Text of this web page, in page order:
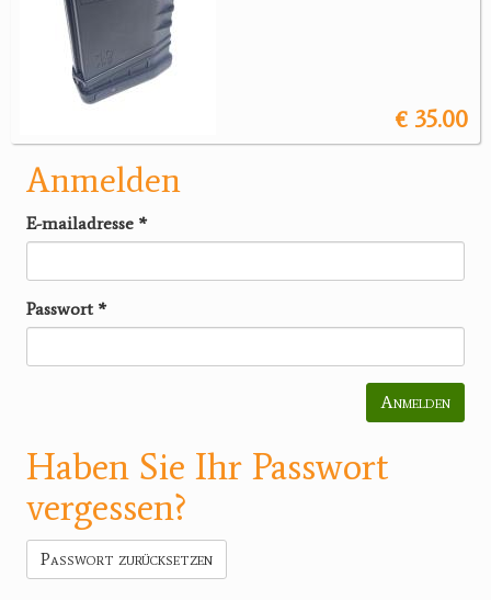
€ 35.00
Anmelden
E-mailadresse *
Passwort *
Anmelden
Haben Sie Ihr Passwort
vergessen?
Passwort zurücksetzen